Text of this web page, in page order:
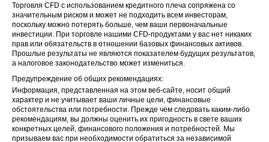
Торговля CFD с использованием кредитного плеча сопряжена со
значительным риском и может не подходить всем инвесторам,
поскольку можно потерять больше, чем ваши первоначальные
инвестиции. При торговле нашими CFD-продуктами у вас нет никаких
прав или обязательств в отношении базовых финансовых активов.
Прошлые результаты не являются показателем будущих результатов,
а налоговое законодательство может измениться.
Предупреждение об общих рекомендациях:
Информация, представленная на этом веб-сайте, носит общий
характер и не учитывает ваши личные цели, финансовые
обстоятельства или потребности. Прежде чем следовать каким-либо
рекомендациям, вы должны оценить их пригодность в свете ваших
конкретных целей, финансового положения и потребностей. Мы
призываем вас при необходимости обратиться за независимой